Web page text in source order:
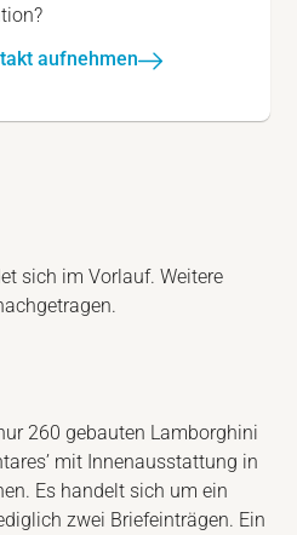
aufnehmen
sich im Vorlauf. Weitere
260 gebauten Lamborghini
mit Innenausstattung in
Es handelt sich um ein
zwei Briefeinträgen. Ein